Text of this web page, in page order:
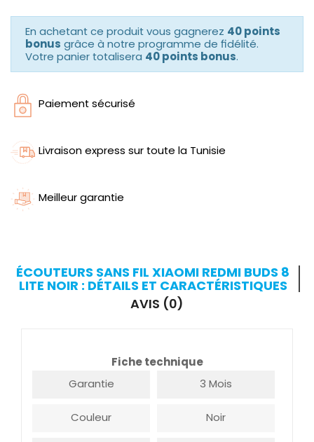
En achetant ce produit vous gagnerez 40 points
bonus grâce à notre programme de fidélité.
Votre panier totalisera 40 points bonus.
Paiement sécurisé
Livraison express sur toute la Tunisie
Meilleur garantie
ÉCOUTEURS SANS FIL XIAOMI REDMI BUDS 8
LITE NOIR : DÉTAILS ET CARACTÉRISTIQUES
AVIS (0)
Fiche technique
Garantie
3 Mois
Couleur Noir